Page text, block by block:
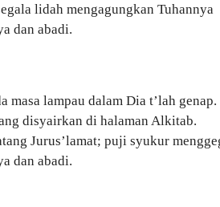
lidah mengagungkan Tuhannya
dan abadi.
masa lampau dalam Dia t’lah genap.
disyairkan di halaman Alkitab.
Jurus’lamat; puji syukur
dan abadi.